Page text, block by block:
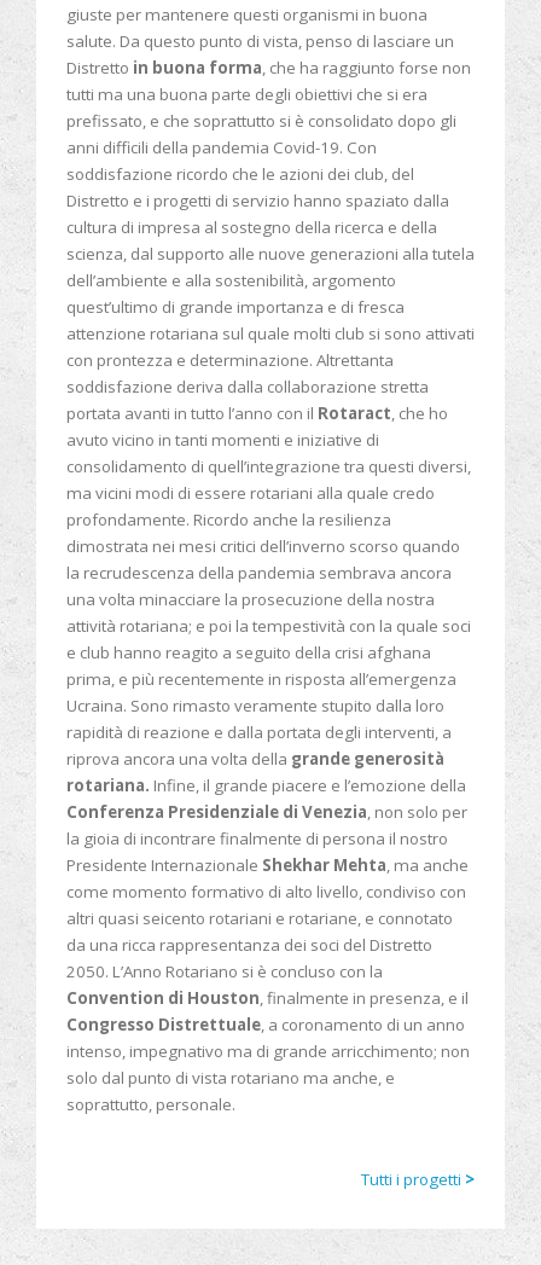
giuste per mantenere questi organismi in buona
salute. Da questo punto di vista, penso di lasciare un
Distretto in buona forma, che ha raggiunto forse non
tutti ma una buona parte degli obiettivi che si era
prefissato, e che soprattutto si è consolidato dopo gli
anni difficili della pandemia Covid-19. Con
soddisfazione ricordo che le azioni dei club, del
Distretto e i progetti di servizio hanno spaziato dalla
cultura di impresa al sostegno della ricerca e della
scienza, dal supporto alle nuove generazioni alla tutela
dell’ambiente e alla sostenibilità, argomento
quest’ultimo di grande importanza e di fresca
attenzione rotariana sul quale molti club si sono attivati
con prontezza e determinazione. Altrettanta
soddisfazione deriva dalla collaborazione stretta
portata avanti in tutto l’anno con il Rotaract, che ho
avuto vicino in tanti momenti e iniziative di
consolidamento di quell’integrazione tra questi diversi,
ma vicini modi di essere rotariani alla quale credo
profondamente. Ricordo anche la resilienza
dimostrata nei mesi critici dell’inverno scorso quando
la recrudescenza della pandemia sembrava ancora
una volta minacciare la prosecuzione della nostra
attività rotariana; e poi la tempestività con la quale soci
e club hanno reagito a seguito della crisi afghana
prima, e più recentemente in risposta all’emergenza
Ucraina. Sono rimasto veramente stupito dalla loro
rapidità di reazione e dalla portata degli interventi, a
riprova ancora una volta della grande generosità
rotariana. Infine, il grande piacere e l’emozione della
Conferenza Presidenziale di Venezia, non solo per
la gioia di incontrare finalmente di persona il nostro
Presidente Internazionale Shekhar Mehta, ma anche
come momento formativo di alto livello, condiviso con
altri quasi seicento rotariani e rotariane, e connotato
da una ricca rappresentanza dei soci del Distretto
2050. L’Anno Rotariano si è concluso con la
Convention di Houston, finalmente in presenza, e il
Congresso Distrettuale, a coronamento di un anno
intenso, impegnativo ma di grande arricchimento; non
solo dal punto di vista rotariano ma anche, e
soprattutto, personale.
Tutti i progetti >